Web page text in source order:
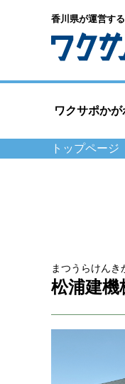
香川県が運営す
ワクサポかが
トップページ
まつうらけんき
松浦建機